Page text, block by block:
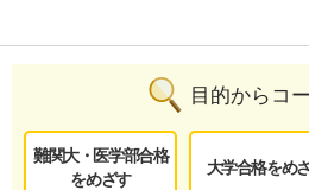
目的からコ
難関大・医学部合格
をめざす
大学合格をめ